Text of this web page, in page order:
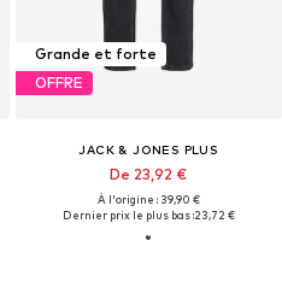
Grande et forte
OFFRE
JACK & JONES PLUS
De 23,92 €
À l'origine : 39,90 €
Dernier prix le plus bas :23,72 €